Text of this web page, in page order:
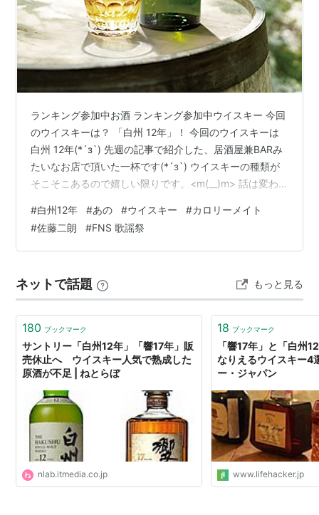
ランキング参加中お酒 ランキング参加中ウイスキー 今回
のウイスキーは？ 「白州 12年」！ 今回のウイスキーは
白州 12年(*´з`) 先週の記事で紹介した、居酒屋兼BARみ
たいなお店で頂いた一杯です(*´з`) ウイスキーの種類が
そこそこあるので嬉しい限りです。<m(__)m> 話は変わ
祭」を見ていた時、あの「佐藤二朗」さんが出ている、
「カロリーメイト」のCMで不覚にも「涙」が！ 思わず
手を止めてＣＭに見入ってしまいました。 歳を重ね、涙
いCM）は流さないで欲しいです。※家族の前で泣いちゃ
う…
#白州12年 #あの #ウイスキー #カロリーメイト
#佐藤二朗 #FNS 歌謡祭
ネットで話題 もっと見る
180 ブックマーク
サントリー「白州12年」「響17年」販
売休止へ ウイスキー人気で熟成した
原酒が不足 | ねとらぼ
nlab.itmedia.co.jp
18 ブックマーク
「響17年」と「白州
なりえるウイスキー4
ー・ジャパン
www.lifehacker.jp